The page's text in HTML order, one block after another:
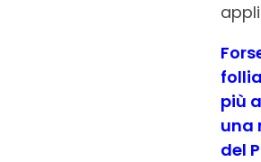
più
una
del